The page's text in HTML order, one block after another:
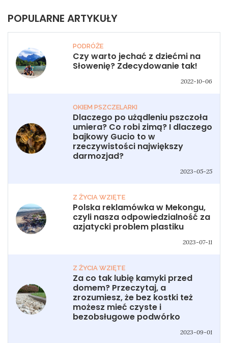
POPULARNE ARTYKUŁY
PODRÓŻE
Czy warto jechać z dziećmi na
Słowenię? Zdecydowanie tak!
2022-10-06
OKIEM PSZCZELARKI
Dlaczego po użądleniu pszczoła
umiera? Co robi zimą? I dlaczego
bajkowy Gucio to w
rzeczywistości największy
darmozjad?
2023-05-25
Z ŻYCIA WZIĘTE
Polska reklamówka w Mekongu,
czyli nasza odpowiedzialność za
azjatycki problem plastiku
2023-07-11
Z ŻYCIA WZIĘTE
Za co tak lubię kamyki przed
domem? Przeczytaj, a
zrozumiesz, że bez kostki też
możesz mieć czyste i
bezobsługowe podwórko
2023-09-01